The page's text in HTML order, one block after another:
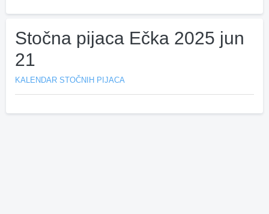
Stočna pijaca Ečka 2025 jun
21
KALENDAR STOČNIH PIJACA